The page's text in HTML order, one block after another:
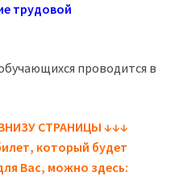
трудовой
проводится в
СТРАНИЦЫ ↓↓↓
который будет
Вас, можно здесь: